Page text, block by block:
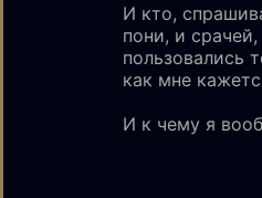
И кто,
пони, и
пользовались
как мне
И к чему я